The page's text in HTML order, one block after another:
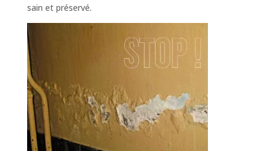
sain et préservé.